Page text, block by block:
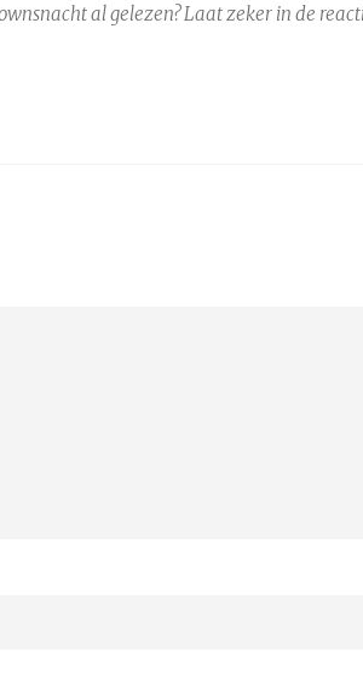
al gelezen? Laat zeker in de